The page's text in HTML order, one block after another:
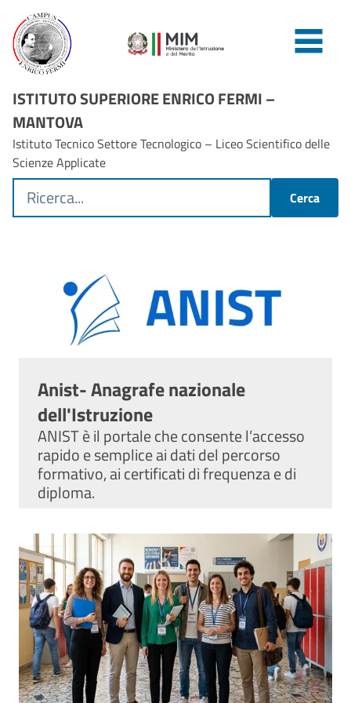
ISTITUTO SUPERIORE ENRICO FERMI –
MANTOVA
Istituto Tecnico Settore Tecnologico – Liceo Scientifico delle
Scienze Applicate
Cerca
Anist- Anagrafe nazionale
dell'Istruzione
ANIST è il portale che consente l’accesso
rapido e semplice ai dati del percorso
formativo, ai certificati di frequenza e di
diploma.